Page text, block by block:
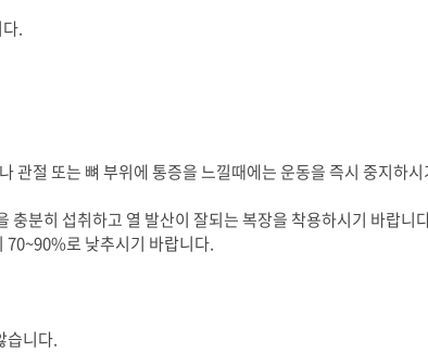
.
관절 또는 뼈 부위에 통증을 느낄때에는 운동을 즉시 중지하
충분히 섭취하고 열 발산이 잘되는 복장을 착용하시기 바랍니
70~90%로 낮추시기 바랍니다.
습니다.